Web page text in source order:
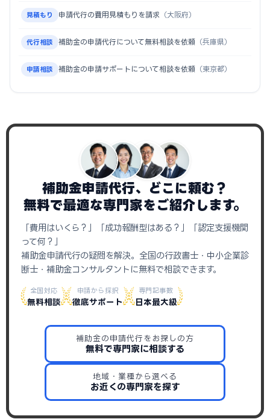
見積もり 申請代行の費用見積もりを請求 （大阪府）
代行相談 補助金の申請代行について無料相談を依頼 （兵庫県）
申請相談 補助金の申請サポートについて相談を依頼 （東京都）
補助金申請代行、どこに頼む？
無料で最適な専門家をご紹介します。
「費用はいくら？」「成功報酬型はある？」「認定支援機関
って何？」
補助金申請代行の疑問を解決。全国の行政書士・中小企業診
断士・補助金コンサルタントに無料で相談できます。
全国対応
無料相談
申請から採択
徹底サポート
専門記事数
日本最大級
補助金の申請代行をお探しの方
無料で専門家に相談する
地域・業種から選べる
お近くの専門家を探す